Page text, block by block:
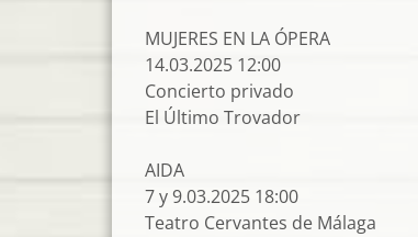
MUJERES EN LA ÓPERA
14.03.2025 12:00
Concierto privado
El Último Trovador
AIDA
7 y 9.03.2025 18:00
Teatro Cervantes de Málaga